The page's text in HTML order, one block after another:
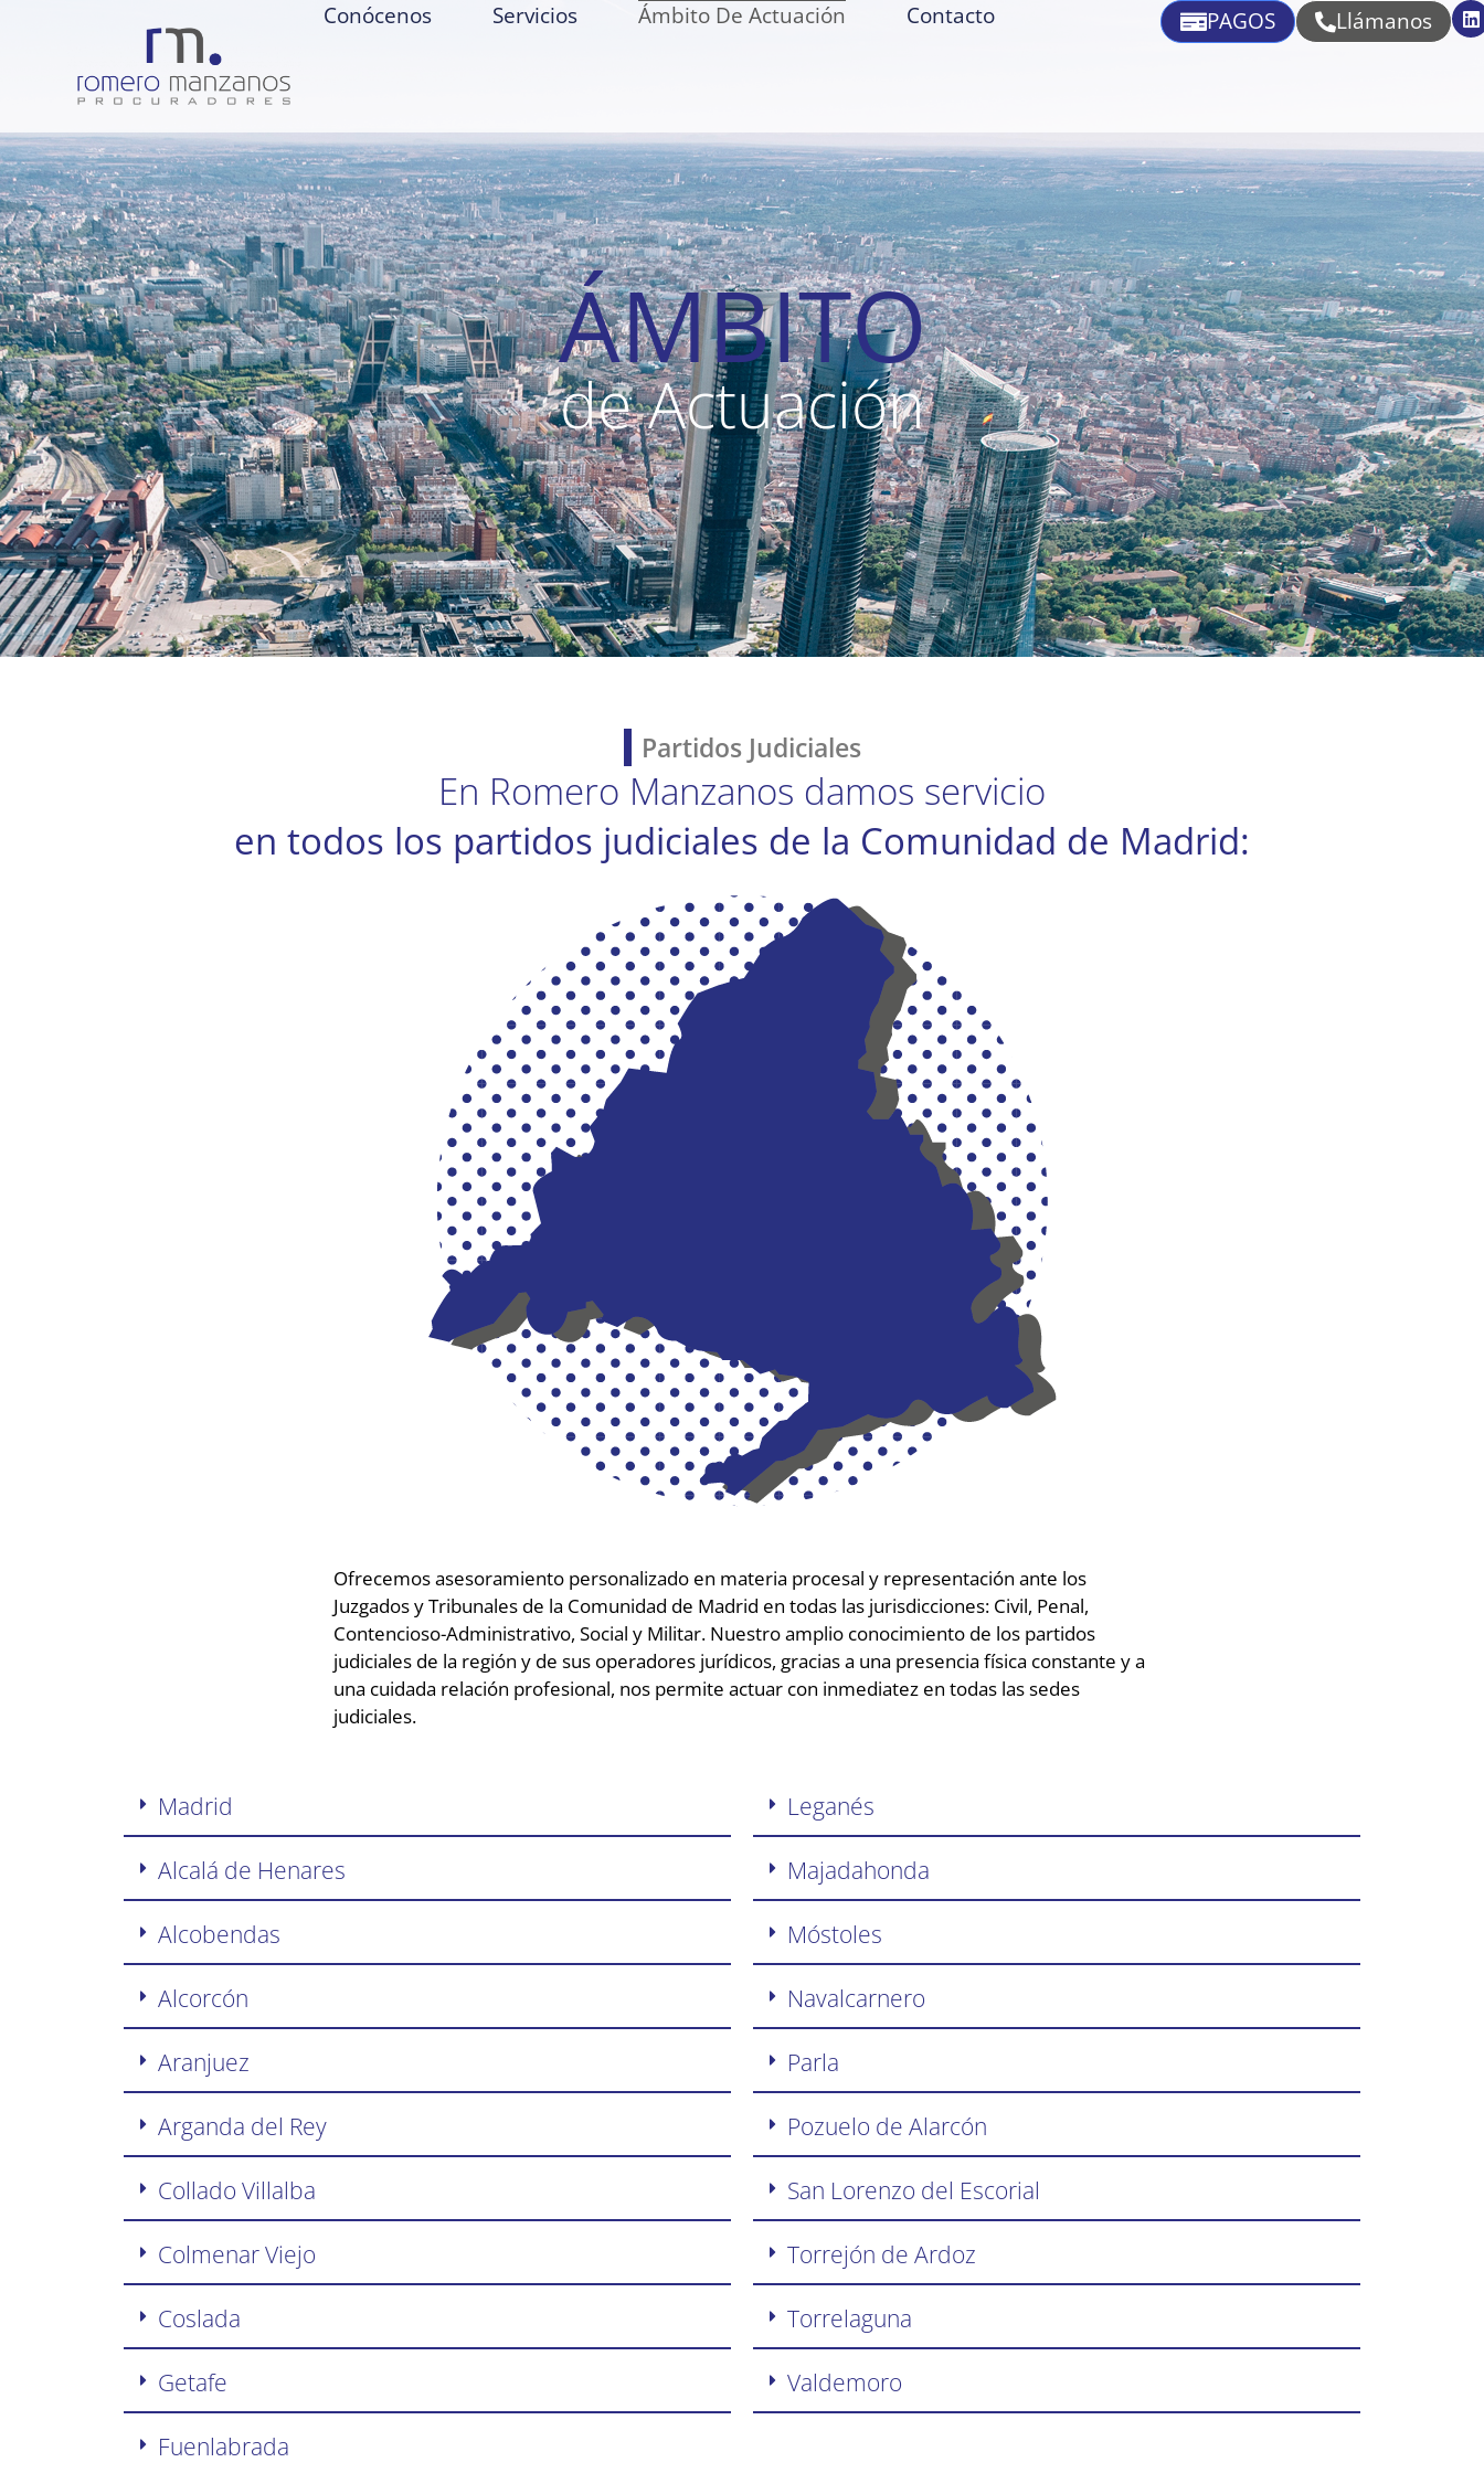
Conócenos Servicios Ámbito De Actuación Contacto PAGOS Llámanos
ÁMBITO
de Actuación
Partidos Judiciales
En Romero Manzanos damos servicio
en todos los partidos judiciales de la Comunidad de Madrid:
Ofrecemos asesoramiento personalizado en materia procesal y representación ante los
Juzgados y Tribunales de la Comunidad de Madrid en todas las jurisdicciones: Civil, Penal,
Contencioso-Administrativo, Social y Militar. Nuestro amplio conocimiento de los partidos
judiciales de la región y de sus operadores jurídicos, gracias a una presencia física constante y a
una cuidada relación profesional, nos permite actuar con inmediatez en todas las sedes
judiciales.
Madrid
Alcalá de Henares
Alcobendas
Alcorcón
Aranjuez
Arganda del Rey
Collado Villalba
Colmenar Viejo
Coslada
Getafe
Fuenlabrada
Leganés
Majadahonda
Móstoles
Navalcarnero
Parla
Pozuelo de Alarcón
San Lorenzo del Escorial
Torrejón de Ardoz
Torrelaguna
Valdemoro